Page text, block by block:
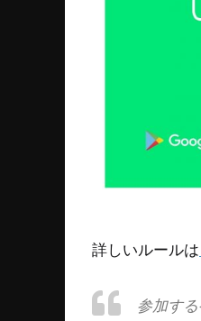
詳しいルールは
参加す